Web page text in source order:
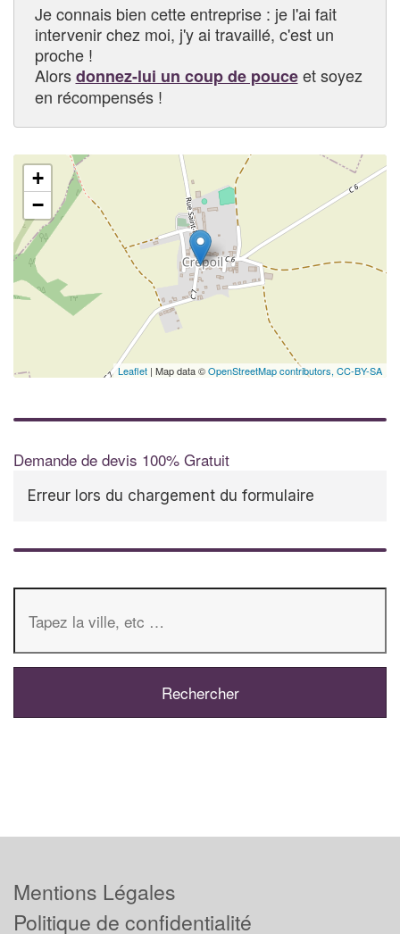
Je connais bien cette entreprise : je l'ai fait
intervenir chez moi, j'y ai travaillé, c'est un
proche !
Alorsdonnez-lui un coup de pouceet soyez
en récompensés !
+
−
Leaflet | Map data ©OpenStreetMap contributors, CC-BY-SA
Demande de devis 100% Gratuit
Erreur lors du chargement du formulaire
Mentions Légales
Politique de confidentialité